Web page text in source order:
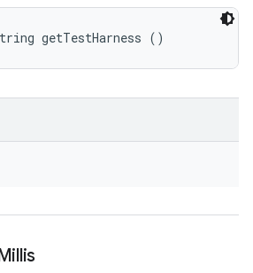
getTestHarness ()